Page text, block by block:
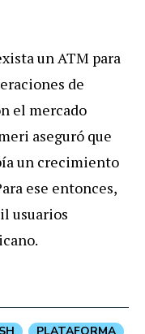
un ATM para
de
el mercado
aseguró que
un crecimiento
ese entonces,
usuarios